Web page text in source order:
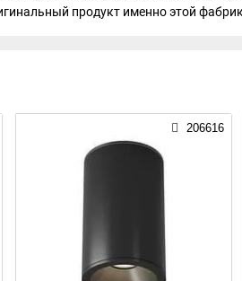
продукт именно этой
206616